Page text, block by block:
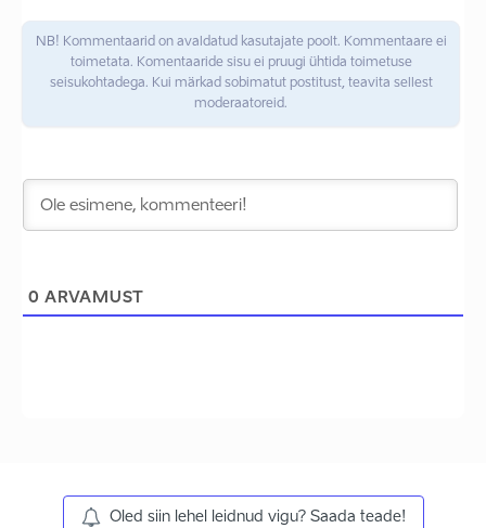
NB! Kommentaarid on avaldatud kasutajate poolt. Kommentaare ei
toimetata. Komentaaride sisu ei pruugi ühtida toimetuse
seisukohtadega. Kui märkad sobimatut postitust, teavita sellest
moderaatoreid.
0 ARVAMUST
Oled siin lehel leidnud vigu? Saada teade!